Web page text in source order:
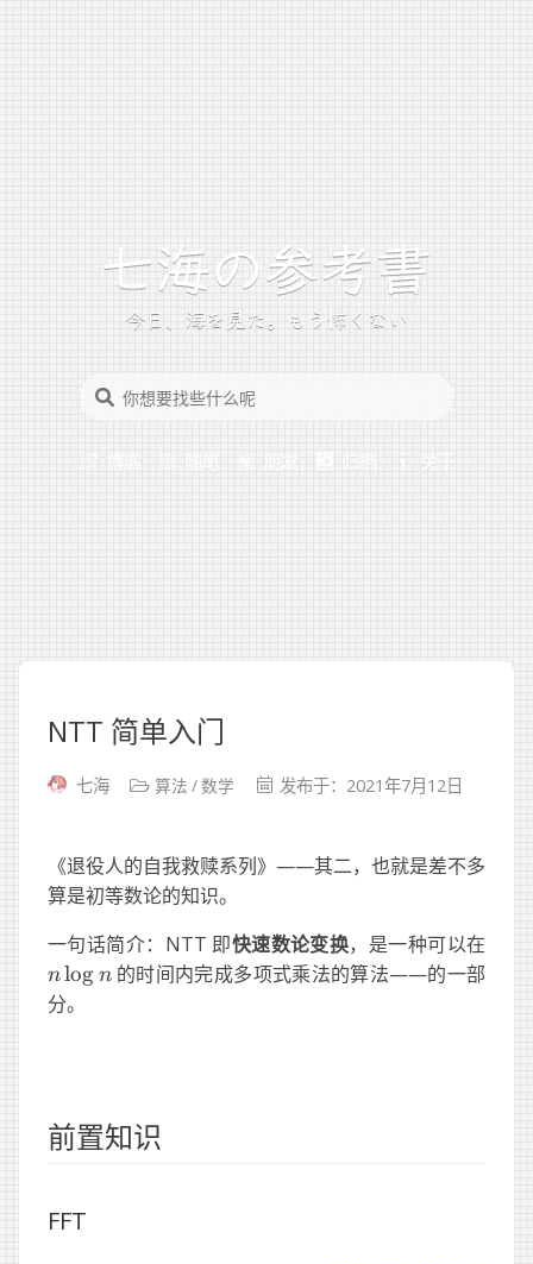
今日、海を見た。もう怖くない
博客 随笔 朋友 归档 关于
NTT 简单入门
七海 算法 数学 发布于：2021年7月12日
《退役人的自我救赎系列》——其二，也就是差不多
算是初等数论的知识。
一句话简介：NTT 即快速数论变换，是一种可以在
nlog n的时间内完成多项式乘法的算法——的一部
分。
前置知识
FFT